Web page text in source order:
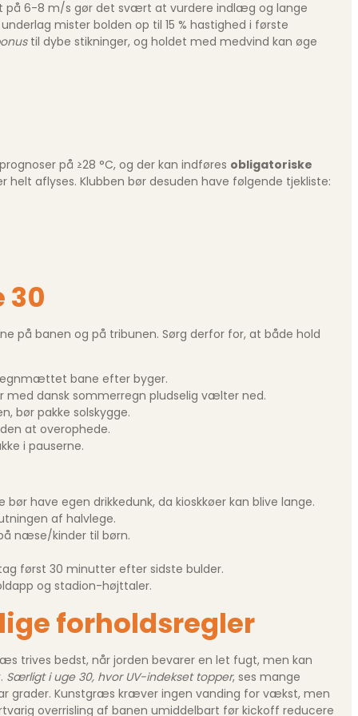
på 6-8 m/s gør det svært at vurdere indlæg og lange
mister bolden op til 15 % hastighed i første
til dybe stikninger, og holdet med medvind kan øge
på ≥28 °C, og der kan indføres obligatoriske
aflyses. Klubben bør desuden have følgende tjekliste:
30
på banen og på tribunen. Sørg derfor for, at både hold
bane efter byger.
med dansk sommerregn pludselig vælter ned.
bør pakke solskygge.
at overophede.
i pauserne.
have egen drikkedunk, da kioskkøer kan blive lange.
af halvlege.
næse/kinder til børn.
først 30 minutter efter sidste bulder.
og stadion-højttaler.
forholdsregler
trives bedst, når jorden bevarer en let fugt, men kan
Særligt i uge 30, hvor UV-indekset topper, ses mange
grader. Kunstgræs kræver ingen vanding for vækst, men
overrisling af banen umiddelbart før kickoff reducere